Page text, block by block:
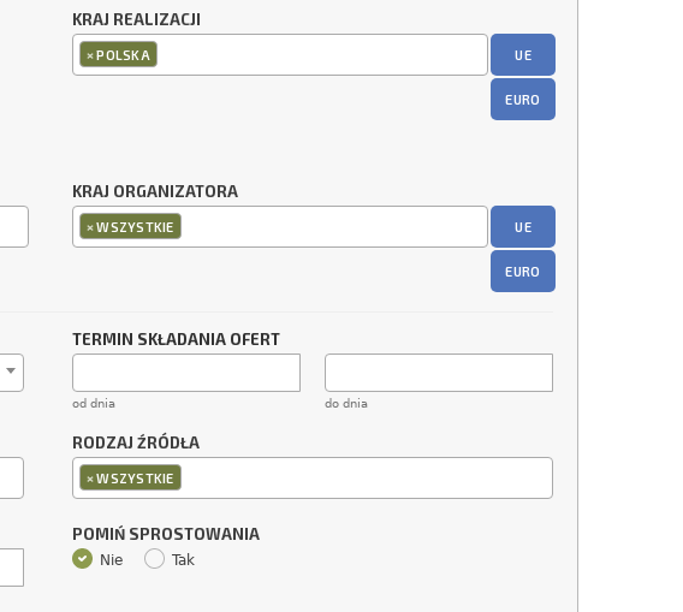
KRAJ REALIZACJI
×POLSKA UE
EURO
KRAJ ORGANIZATORA
×WSZYSTKIE UE
EURO
TERMIN SKŁADANIA OFERT
od dnia do dnia
RODZAJ ŹRÓDŁA
×WSZYSTKIE
POMIŃ SPROSTOWANIA
Nie Tak